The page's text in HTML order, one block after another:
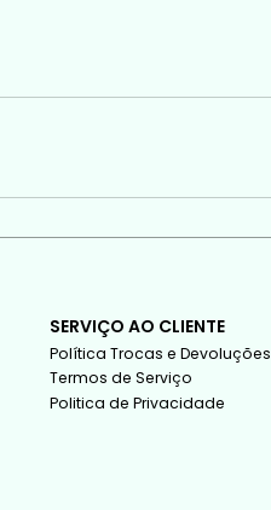
SERVIÇO AO CLIENTE
Política Trocas e Devoluções
Termos de Serviço
Politica de Privacidade